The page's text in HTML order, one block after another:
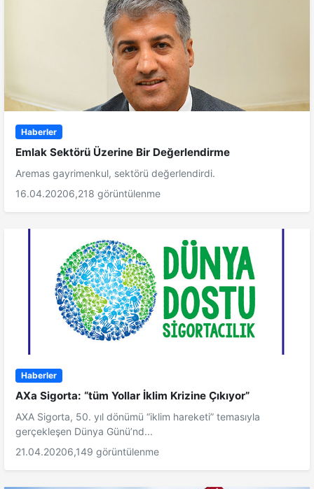
Haberler
Emlak Sektörü Üzerine Bir Değerlendirme
Aremas gayrimenkul, sektörü değerlendirdi.
16.04.20206,218 görüntülenme
Haberler
AXa Sigorta: “tüm Yollar İklim Krizine Çıkıyor”
AXA Sigorta, 50. yıl dönümü “iklim hareketi” temasıyla
gerçekleşen Dünya Günü’nd...
21.04.20206,149 görüntülenme